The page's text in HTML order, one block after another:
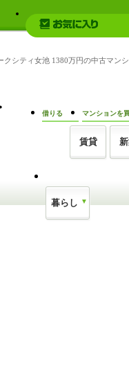
シティ女池 1380万円の中古マン
借りる
賃貸
マンションを
暮らし